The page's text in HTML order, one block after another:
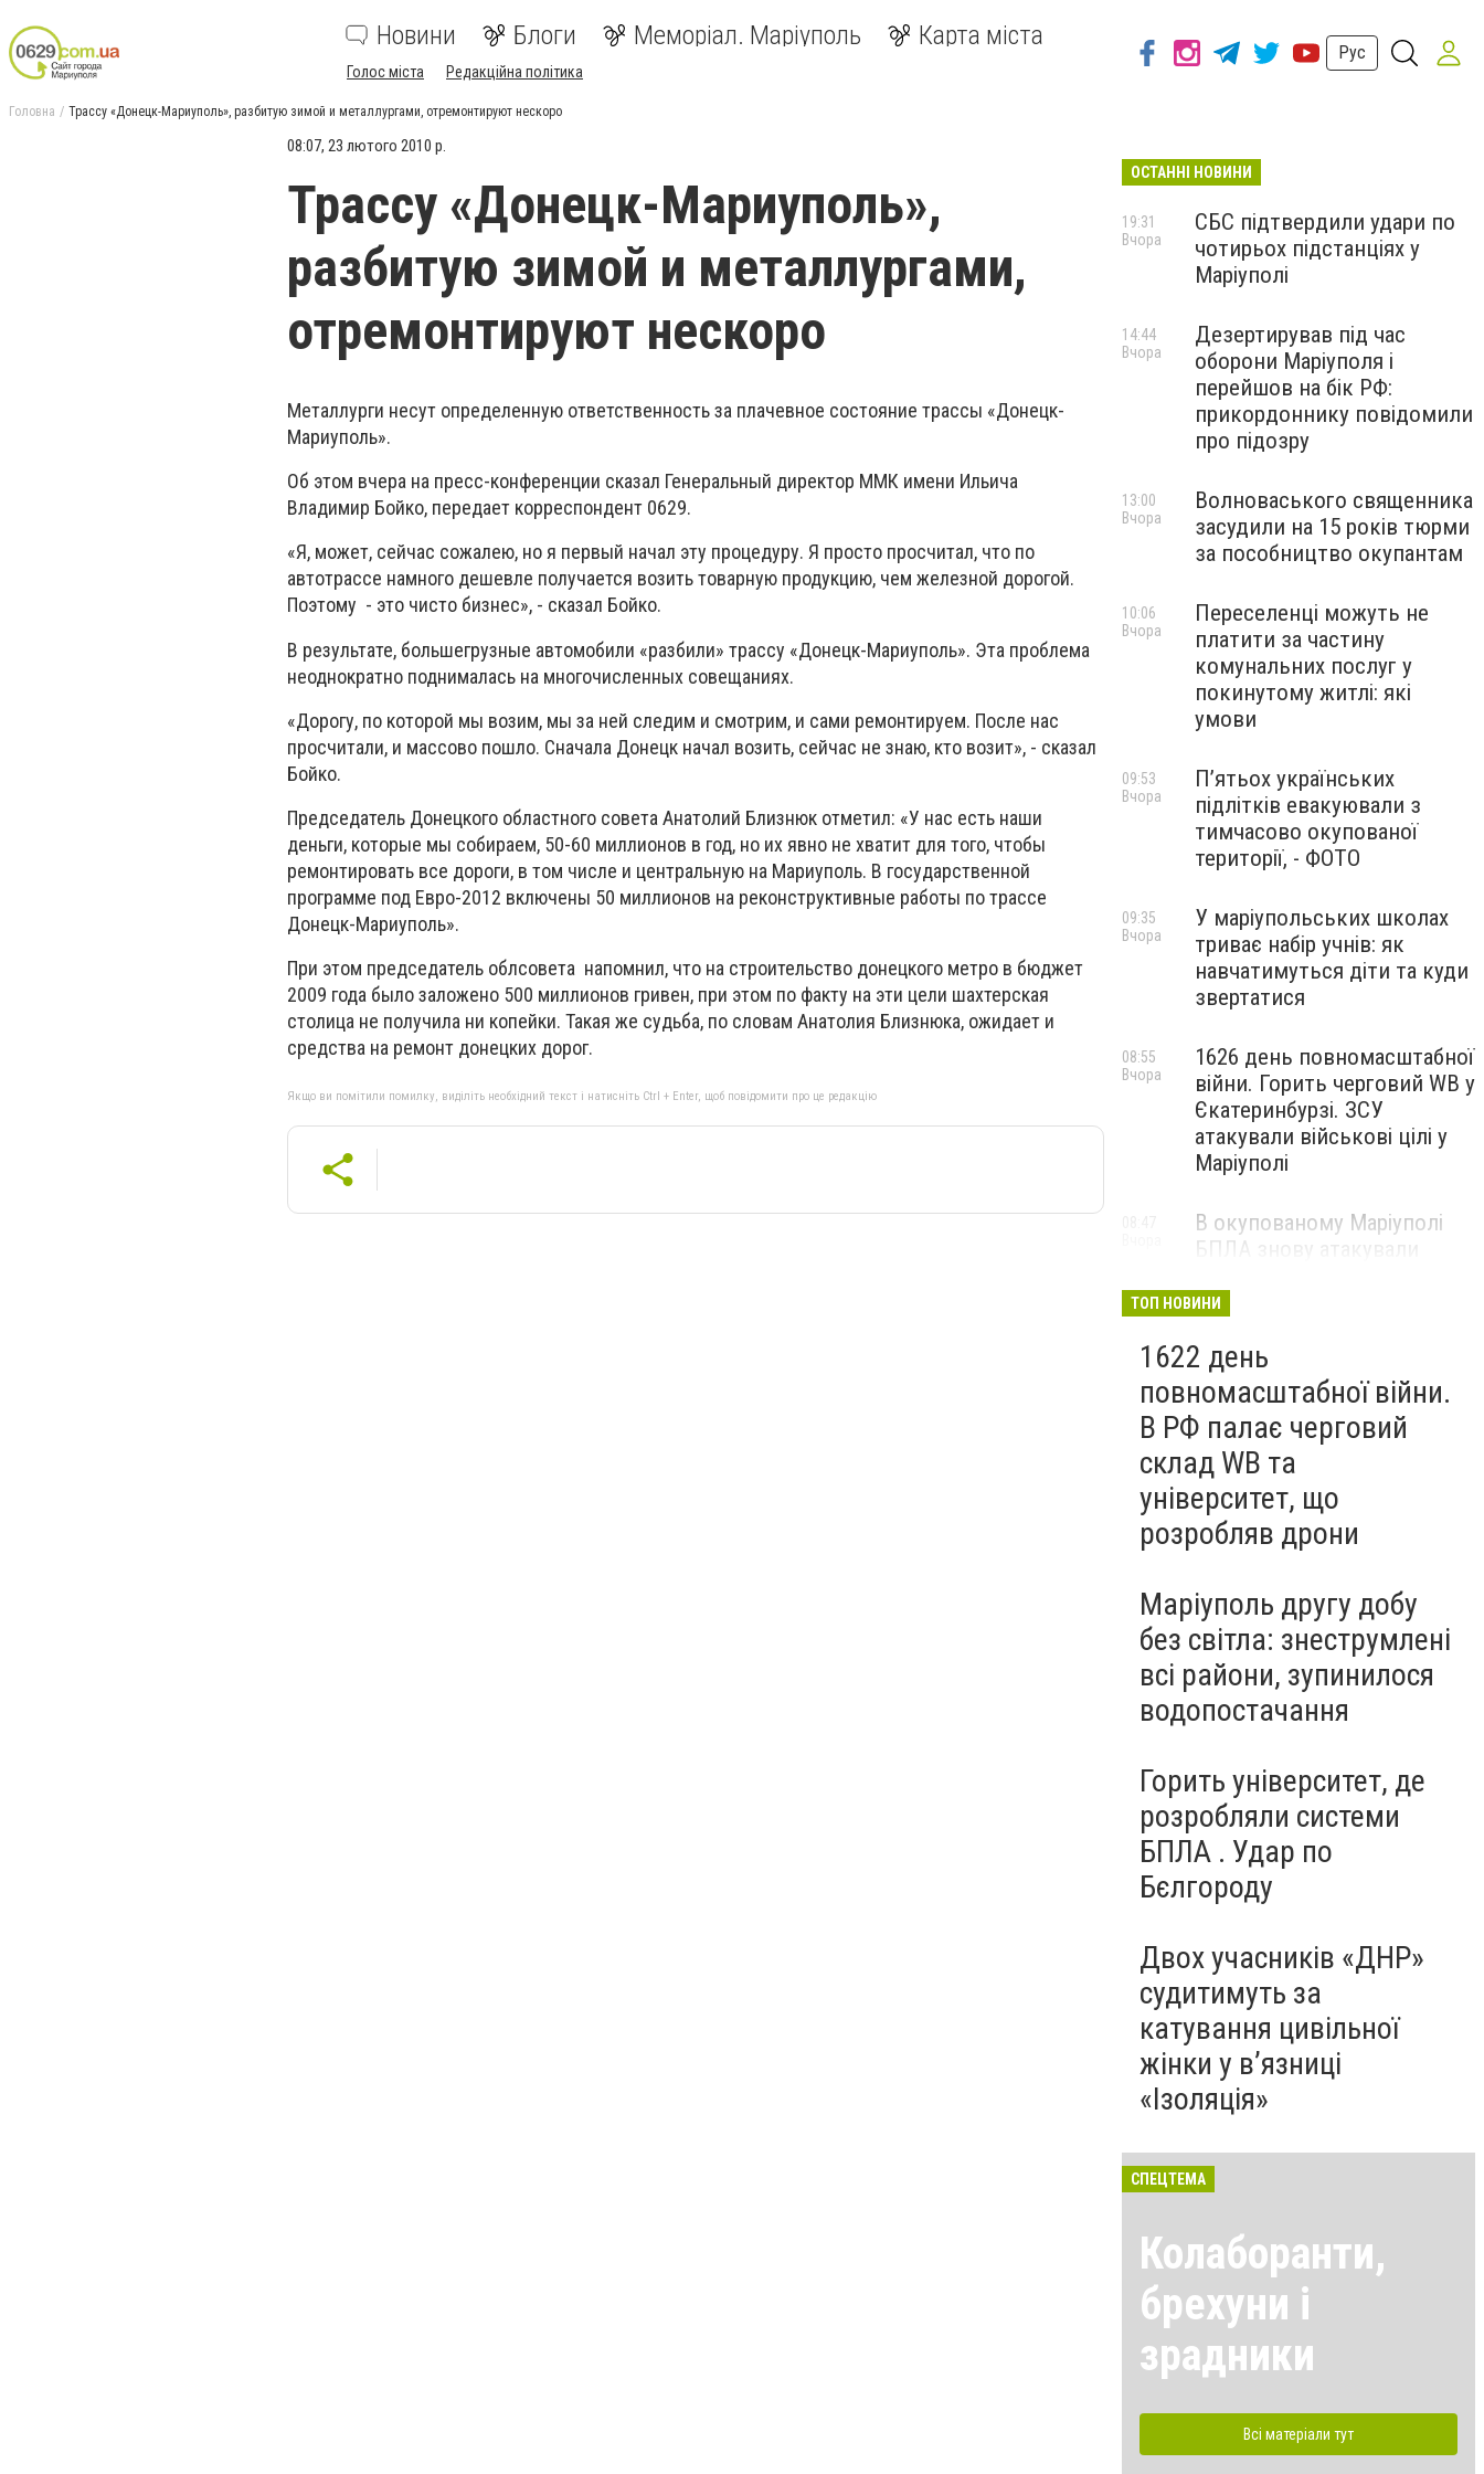
Новини Блоги Меморіал. Маріуполь Карта міста
Голос міста Редакційна політика
Рус
Головна Трассу «Донецк-Мариуполь», разбитую зимой и металлургами, отремонтируют нескоро
08:07, 23 лютого 2010 р.
Трассу «Донецк-Мариуполь»,
разбитую зимой и металлургами,
отремонтируют нескоро
Металлурги несут определенную ответственность за плачевное состояние трассы «Донецк-
Мариуполь».
Об этом вчера на пресс-конференции сказал Генеральный директор ММК имени Ильича
Владимир Бойко, передает корреспондент 0629.
«Я, может, сейчас сожалею, но я первый начал эту процедуру. Я просто просчитал, что по
автотрассе намного дешевле получается возить товарную продукцию, чем железной дорогой.
Поэтому - это чисто бизнес», - сказал Бойко.
В результате, большегрузные автомобили «разбили» трассу «Донецк-Мариуполь». Эта проблема
неоднократно поднималась на многочисленных совещаниях.
«Дорогу, по которой мы возим, мы за ней следим и смотрим, и сами ремонтируем. После нас
просчитали, и массово пошло. Сначала Донецк начал возить, сейчас не знаю, кто возит», - сказал
Бойко.
Председатель Донецкого областного совета Анатолий Близнюк отметил: «У нас есть наши
деньги, которые мы собираем, 50-60 миллионов в год, но их явно не хватит для того, чтобы
ремонтировать все дороги, в том числе и центральную на Мариуполь. В государственной
программе под Евро-2012 включены 50 миллионов на реконструктивные работы по трассе
Донецк-Мариуполь».
При этом председатель облсовета напомнил, что на строительство донецкого метро в бюджет
2009 года было заложено 500 миллионов гривен, при этом по факту на эти цели шахтерская
столица не получила ни копейки. Такая же судьба, по словам Анатолия Близнюка, ожидает и
средства на ремонт донецких дорог.
Якщо ви помітили помилку, виділіть необхідний текст і натисніть Ctrl + Enter, щоб повідомити про це редакцію
ОСТАННІ НОВИНИ
СБС підтвердили удари по
чотирьох підстанціях у
Маріуполі
19:31
Вчора
Дезертирував під час
оборони Маріуполя і
перейшов на бік РФ:
прикордоннику повідомили
про підозру
14:44
Вчора
Волноваського священника
засудили на 15 років тюрми
за пособництво окупантам
13:00
Вчора
Переселенці можуть не
платити за частину
комунальних послуг у
покинутому житлі: які
умови
10:06
Вчора
П’ятьох українських
підлітків евакуювали з
тимчасово окупованої
території, - ФОТО
09:53
Вчора
У маріупольських школах
триває набір учнів: як
навчатимуться діти та куди
звертатися
09:35
Вчора
1626 день повномасштабної
війни. Горить черговий WB у
Єкатеринбурзі. ЗСУ
атакували військові цілі у
Маріуполі
08:55
Вчора
В окупованому Маріуполі
БПЛА знову атакували
— ВІДЕО
ТОП НОВИНИ
1622 день
повномасштабної війни.
В РФ палає черговий
склад WB та
університет, що
розробляв дрони
Маріуполь другу добу
без світла: знеструмлені
всі райони, зупинилося
водопостачання
Горить університет, де
розробляли системи
БПЛА . Удар по
Бєлгороду
Двох учасників «ДНР»
судитимуть за
катування цивільної
жінки у в’язниці
«Ізоляція»
СПЕЦТЕМА
Колаборанти,
брехуни і
зрадники
Всі матеріали тут